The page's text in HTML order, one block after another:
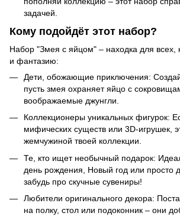
задачей.
Кому подойдёт этот набор?
Набор "Змея с яйцом" – находка для всех,
и фантазию:
Дети, обожающие приключения:
пусть змея охраняет яйцо с
воображаемые джунгли.
Коллекционеры уникальных фигурок:
мифических существ или 3D-игрушек,
жемчужиной твоей коллекции.
Те, кто ищет необычный подарок:
день рождения, Новый год или просто
забудь про скучные сувениры!
Любители оригинального декора:
на полку, стол или подоконник – они